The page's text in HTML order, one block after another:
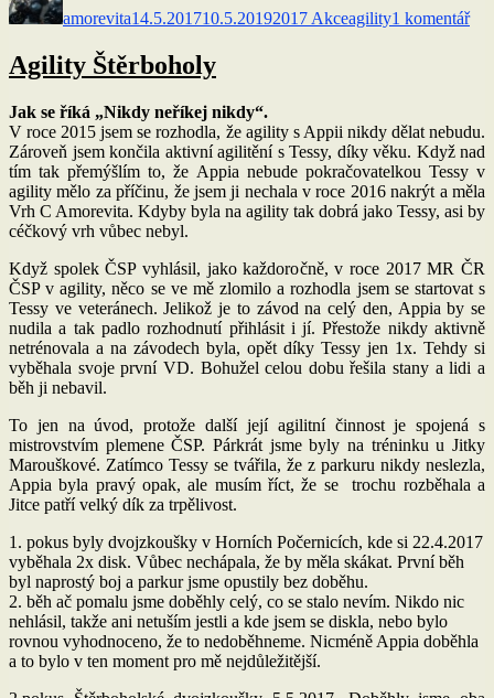
amorevita14.5.201710.5.20192017 Akceagility1 komentářs
Agility Štěrboholy
Jak se říká „Nikdy neříkej nikdy“.
V roce 2015 jsem se rozhodla, že agility s Appii nikdy dělat nebudu.
Zároveň jsem končila aktivní agilitění s Tessy, díky věku. Když nad
tím tak přemýšlím to, že Appia nebude pokračovatelkou Tessy v
agility mělo za příčinu, že jsem ji nechala v roce 2016 nakrýt a měla
Vrh C Amorevita. Kdyby byla na agility tak dobrá jako Tessy, asi by
céčkový vrh vůbec nebyl.
Když spolek ČSP vyhlásil, jako každoročně, v roce 2017 MR ČR
ČSP v agility, něco se ve mě zlomilo a rozhodla jsem se startovat s
Tessy ve veteránech. Jelikož je to závod na celý den, Appia by se
nudila a tak padlo rozhodnutí přihlásit i jí. Přestože nikdy aktivně
netrénovala a na závodech byla, opět díky Tessy jen 1x. Tehdy si
vyběhala svoje první VD. Bohužel celou dobu řešila stany a lidi a
běh ji nebavil.
To jen na úvod, protože další její agilitní činnost je spojená s
mistrovstvím plemene ČSP. Párkrát jsme byly na tréninku u Jitky
Marouškové. Zatímco Tessy se tvářila, že z parkuru nikdy neslezla,
Appia byla pravý opak, ale musím říct, že se trochu rozběhala a
Jitce patří velký dík za trpělivost.
1. pokus byly dvojzkoušky v Horních Počernicích, kde si 22.4.2017
vyběhala 2x disk. Vůbec nechápala, že by měla skákat. První běh
byl naprostý boj a parkur jsme opustily bez doběhu.
2. běh ač pomalu jsme doběhly celý, co se stalo nevím. Nikdo nic
nehlásil, takže ani netuším jestli a kde jsem se diskla, nebo bylo
rovnou vyhodnoceno, že to nedoběhneme. Nicméně Appia doběhla
a to bylo v ten moment pro mě nejdůležitější.